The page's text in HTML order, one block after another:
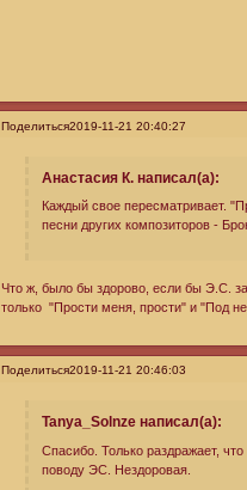
Поделиться2019-11-21 20:40:27
Анастасия К. написал(а):
Каждый свое пересматривает.
песни других композиторов -
Что ж, было бы здорово, если бы Э.С.
только "Прости меня, прости" и "Под
Поделиться2019-11-21 20:46:03
Tanya_Solnze написал(а):
Спасибо. Только раздражает,
поводу ЭС. Нездоровая.